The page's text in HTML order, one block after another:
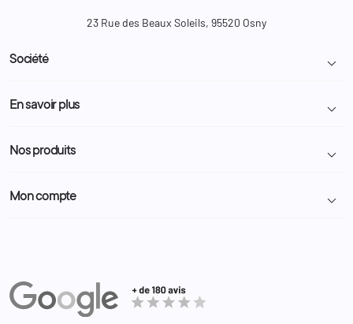
23 Rue des Beaux Soleils, 95520 Osny
Société 
Livraison et retour colis
Demande de devis
Nous contacter
En savoir plus 
Programme Fidélité
Administration
Nos produits 
Police Municipale | ASVP
Equipements
Bagagerie
Mon compte 
Adresses
Bons de réduction